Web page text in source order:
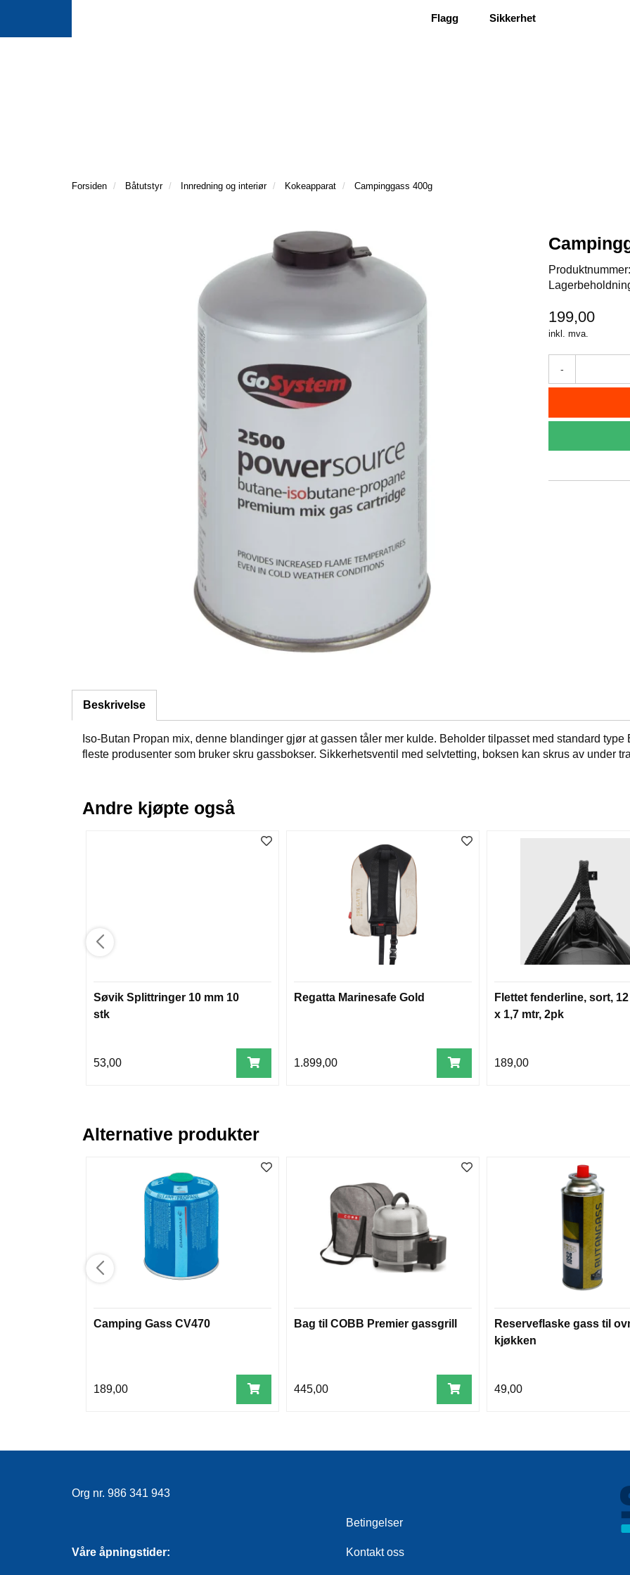
Flagg Sikkerhet
Forsiden Båtutstyr Innredning og interiør Kokeapparat Campinggass 400g
Produktnummer:
199,00
inkl. mva.
-
Beskrivelse
Iso-Butan Propan mix, denne blandinger gjør at gassen tåler mer kulde. Beholder tilpasset med standard
fleste produsenter som bruker skru gassbokser. Sikkerhetsventil med selvtetting, boksen kan skrus av under
Andre kjøpte også
Søvik Splittringer 10 mm 10
stk
53,00
Regatta Marinesafe Gold
1.899,00
Flettet fenderline, sort,
x 1,7 mtr, 2pk
189,00
Alternative produkter
Camping Gass CV470
189,00
Bag til COBB Premier gassgrill
445,00
Reserveflaske gass til
kjøkken
49,00
Org nr. 986 341 943
Våre åpningstider:
Betingelser
Kontakt oss